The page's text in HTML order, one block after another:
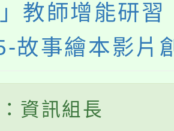
教師增能研習
故事繪本影片
資訊組長